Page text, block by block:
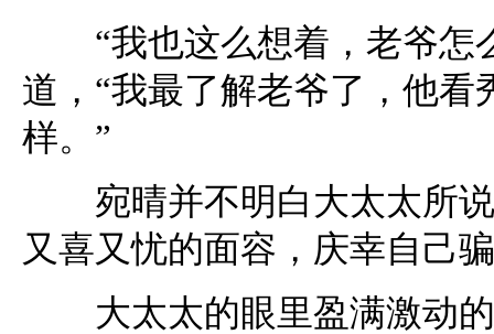
“我也这么想着，老爷怎
道，“我最了解老爷了，他
样。”
宛晴并不明白大太太所说
又喜又忧的面容，庆幸自己
大太太的眼里盈满激动的